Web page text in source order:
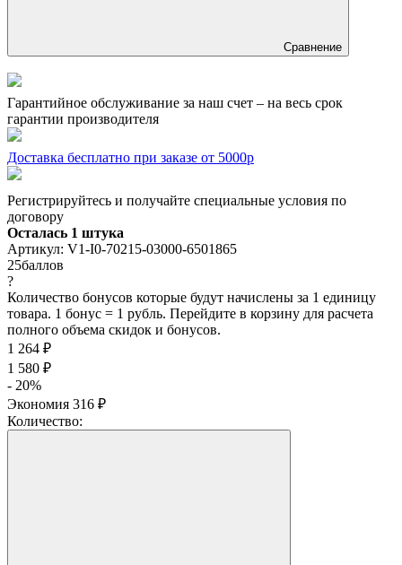
Сравнение
Гарантийное обслуживание за наш счет – на весь срок
гарантии производителя
Доставка бесплатно при заказе от 5000р
Регистрируйтесь и получайте специальные условия по
договору
Осталась 1 штука
Артикул: V1-I0-70215-03000-6501865
25баллов
?
Количество бонусов которые будут начислены за 1 единицу
товара. 1 бонус = 1 рубль. Перейдите в корзину для расчета
полного объема скидок и бонусов.
1 264 ₽
1 580 ₽
- 20%
Экономия 316 ₽
Количество: